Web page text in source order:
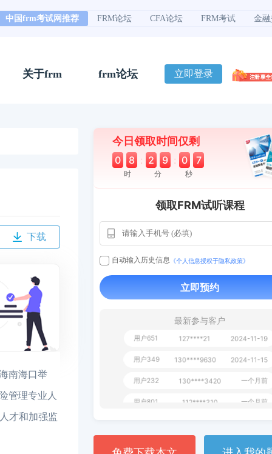
中国frm考试网推荐 FRM论坛 CFA论坛 FRM考试 金
关于frm frm论坛 立即登录
下载
南海口举
管理专业人
才和加强监
今日领取时间仅剩
0 8 : 2 9 : 0 6
时 分 秒
领取FRM试听课程
自动输入历史信息 《个人信息授权于隐私政策》
立即预约
最新参与客户
112****290
**dAB 130****2737 2024-10-10